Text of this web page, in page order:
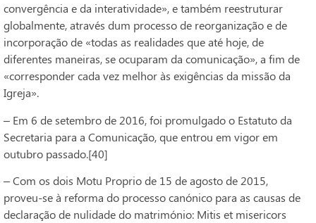
convergência e da interatividade», e também reestruturar
globalmente, através dum processo de reorganização e de
incorporação de «todas as realidades que até hoje, de
diferentes maneiras, se ocuparam da comunicação», a fim de
«corresponder cada vez melhor às exigências da missão da
Igreja».
– Em 6 de setembro de 2016, foi promulgado o Estatuto da
Secretaria para a Comunicação, que entrou em vigor em
outubro passado.[40]
– Com os dois Motu Proprio de 15 de agosto de 2015,
proveu-se à reforma do processo canónico para as causas de
declaração de nulidade do matrimónio: Mitis et misericors